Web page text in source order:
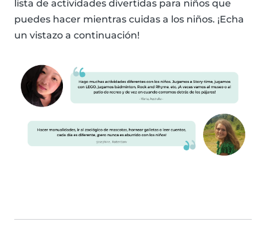
lista de actividades divertidas para niños que
puedes hacer mientras cuidas a los niños. ¡Echa
un vistazo a continuación!